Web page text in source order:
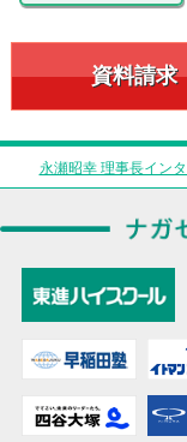
資料請求
永瀬昭幸 理事長イン